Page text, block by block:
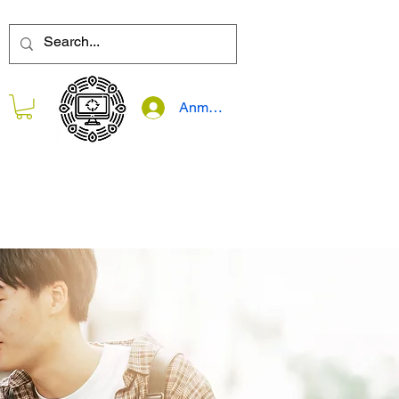
Anmelden